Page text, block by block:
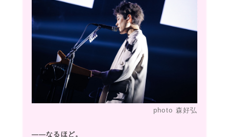
photo 森好弘
――なるほど。